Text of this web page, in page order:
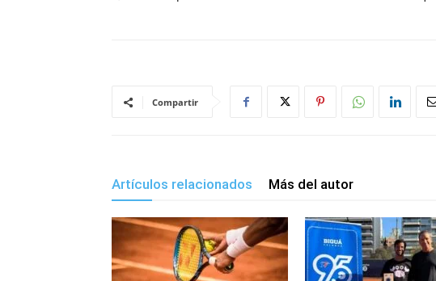
Compartir
Artículos relacionados Más del autor